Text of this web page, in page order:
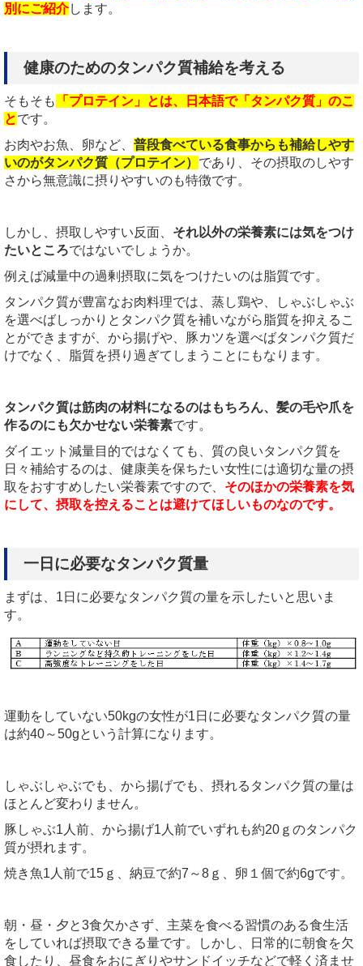
別にご紹介します。
健康のためのタンパク質補給を考える
そもそも
「プロテイン」とは、日本語で「タンパク質」のこ
とです。
お肉やお魚、卵など、 普段食べている食事からも補給しやす
いのがタンパク質（プロテイン） であり、その摂取のしやす
さから無意識に摂りやすいのも特徴です。
しかし、摂取しやすい反面、 それ以外の栄養素には気をつけ
たいところではないでしょうか。
例えば減量中の過剰摂取に気をつけたいのは脂質です。
タンパク質が豊富なお肉料理では、蒸し鶏や、しゃぶしゃぶ
を選べばしっかりとタンパク質を補いながら脂質を抑えるこ
とができますが、から揚げや、豚カツを選べばタンパク質だ
けでなく、脂質を摂り過ぎてしまうことにもなります。
タンパク質は筋肉の材料になるのはもちろん、髪の毛や爪を
作るのにも欠かせない栄養素です。
ダイエット減量目的ではなくても、質の良いタンパク質を
日々補給するのは、健康美を保ちたい女性には適切な量の摂
取をおすすめしたい栄養素ですので、 そのほかの栄養素を気
にして、摂取を控えることは避けてほしいものなのです。
一日に必要なタンパク質量
まずは、1日に必要なタンパク質の量を示したいと思いま
す。
運動をしていない50kgの女性が1日に必要なタンパク質の量
は約40～50gという計算になります。
しゃぶしゃぶでも、から揚げでも、摂れるタンパク質の量は
ほとんど変わりません。
豚しゃぶ1人前、から揚げ1人前でいずれも約20ｇのタンパク
質が摂れます。
焼き魚1人前で15ｇ、納豆で約7～8ｇ、卵１個で約6gです。
朝・昼・夕と3食欠かさず、主菜を食べる習慣のある食生活
をしていれば摂取できる量です。しかし、日常的に朝食を欠
食したり、昼食をおにぎりやサンドイッチなどで軽く済ませ